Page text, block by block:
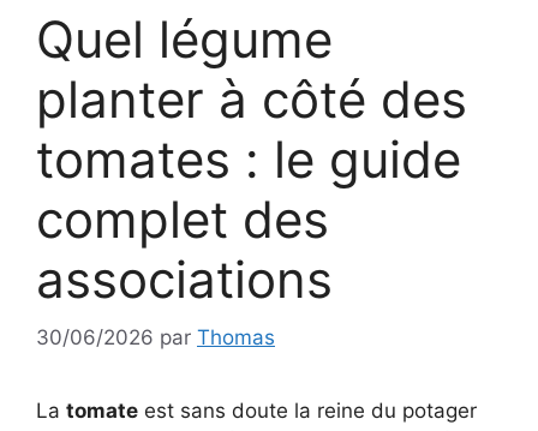
Quel légume
planter à côté des
tomates : le guide
complet des
associations
30/06/2026 par Thomas
La tomate est sans doute la reine du potager